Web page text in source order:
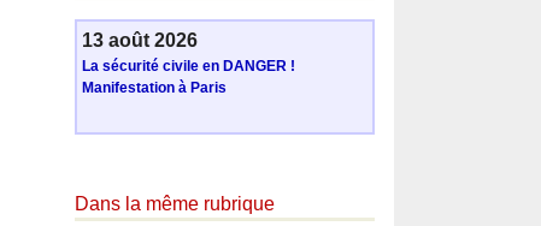
13 août 2026
La sécurité civile en DANGER !
Manifestation à Paris
Dans la même rubrique